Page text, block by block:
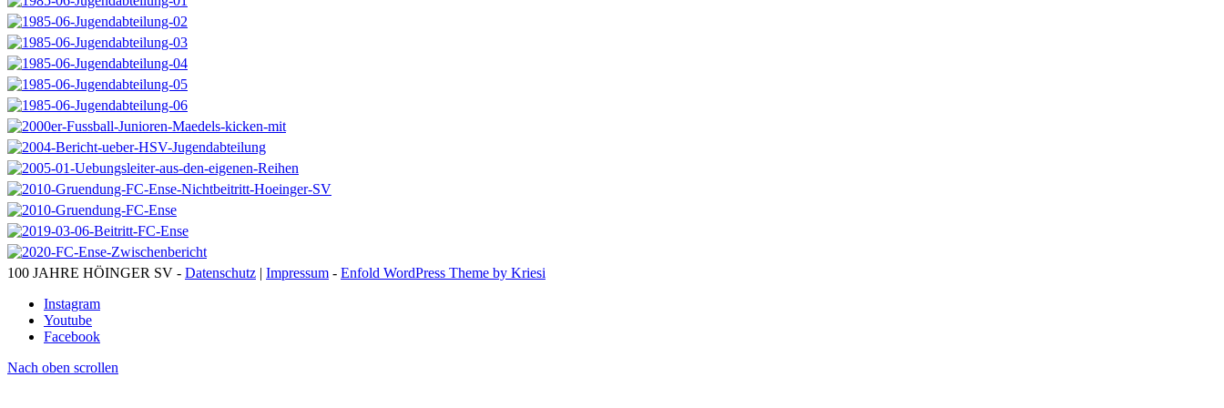
100 JAHRE HÖINGER SV - Datenschutz | Impressum - Enfold WordPress Theme by Kriesi
Instagram
Youtube
Facebook
Nach oben scrollen